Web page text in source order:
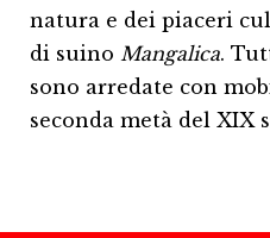
natura e dei piaceri
di suino Mangalica.
sono arredate con
seconda metà del XIX